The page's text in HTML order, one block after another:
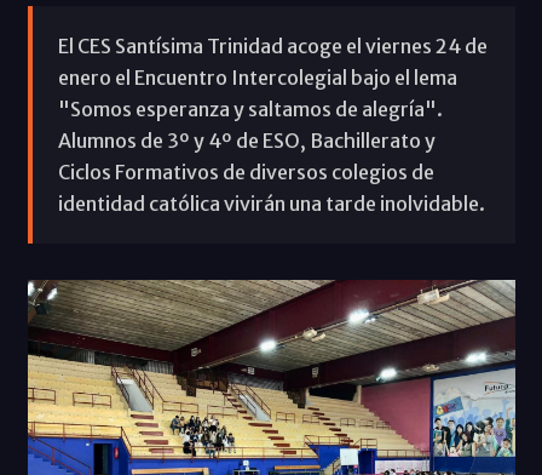
El CES Santísima Trinidad acoge el viernes 24 de
enero el Encuentro Intercolegial bajo el lema
"Somos esperanza y saltamos de alegría".
Alumnos de 3º y 4º de ESO, Bachillerato y
Ciclos Formativos de diversos colegios de
identidad católica vivirán una tarde inolvidable.